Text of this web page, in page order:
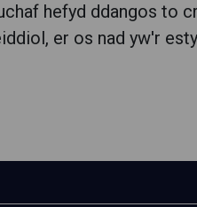
hefyd ddangos to
er os nad yw'r